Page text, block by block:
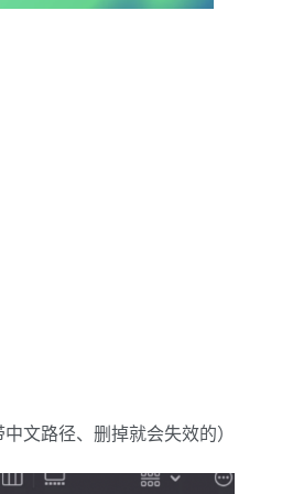
文路径、删掉就会失效的）